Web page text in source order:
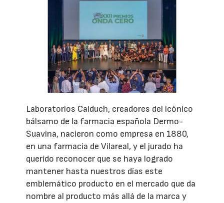
Laboratorios Calduch, creadores del icónico
bálsamo de la farmacia española Dermo-
Suavina, nacieron como empresa en 1880,
en una farmacia de Vilareal, y el jurado ha
querido reconocer que se haya logrado
mantener hasta nuestros días este
emblemático producto en el mercado que da
nombre al producto más allá de la marca y